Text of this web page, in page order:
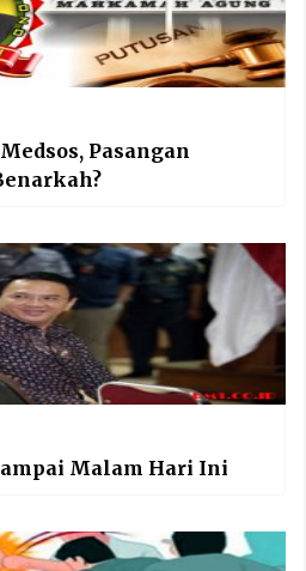
Pasangan
Malam Hari Ini